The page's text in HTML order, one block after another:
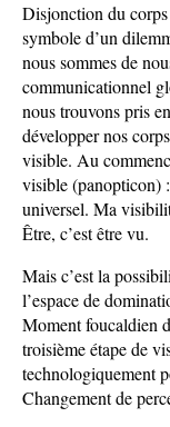
Disjonction du
symbole d’un
nous sommes de
communicationnel
nous trouvons pris
développer nos
visible. Au
visible (panopticon)
universel. Ma
Être, c’est être vu.
Mais c’est la
l’espace de
Moment foucaldien
troisième étape de
technologiquement
Changement de